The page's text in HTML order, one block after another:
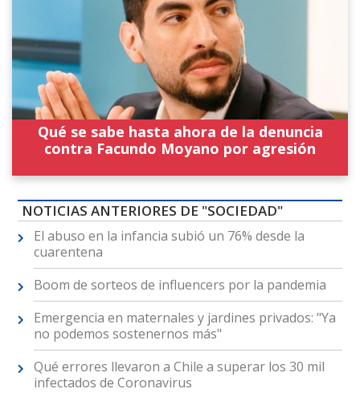
Qué se sabe hasta ahora de la denuncia
contra Facundo Moyano por agresión
NOTICIAS ANTERIORES DE "SOCIEDAD"
El abuso en la infancia subió un 76% desde la
cuarentena
Boom de sorteos de influencers por la pandemia
Emergencia en maternales y jardines privados: "Ya
no podemos sostenernos más"
Qué errores llevaron a Chile a superar los 30 mil
infectados de Coronavirus